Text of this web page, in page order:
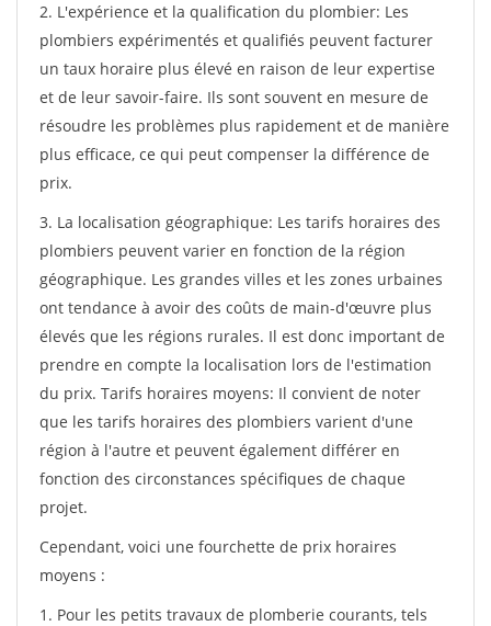
2. L'expérience et la qualification du plombier: Les
plombiers expérimentés et qualifiés peuvent facturer
un taux horaire plus élevé en raison de leur expertise
et de leur savoir-faire. Ils sont souvent en mesure de
résoudre les problèmes plus rapidement et de manière
plus efficace, ce qui peut compenser la différence de
prix.
3. La localisation géographique: Les tarifs horaires des
plombiers peuvent varier en fonction de la région
géographique. Les grandes villes et les zones urbaines
ont tendance à avoir des coûts de main-d'œuvre plus
élevés que les régions rurales. Il est donc important de
prendre en compte la localisation lors de l'estimation
du prix. Tarifs horaires moyens: Il convient de noter
que les tarifs horaires des plombiers varient d'une
région à l'autre et peuvent également différer en
fonction des circonstances spécifiques de chaque
projet.
Cependant, voici une fourchette de prix horaires
moyens :
1. Pour les petits travaux de plomberie courants, tels